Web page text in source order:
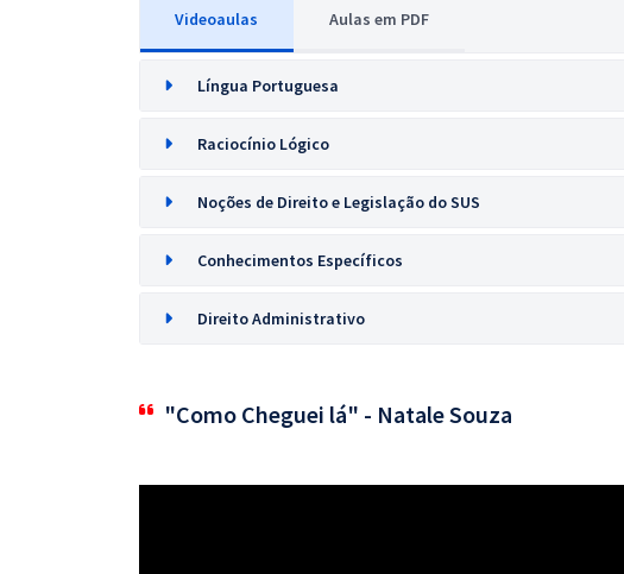
Videoaulas Aulas em PDF
Língua Portuguesa
Raciocínio Lógico
Noções de Direito e Legislação do SUS
Conhecimentos Específicos
Direito Administrativo
"Como Cheguei lá" - Natale Souza